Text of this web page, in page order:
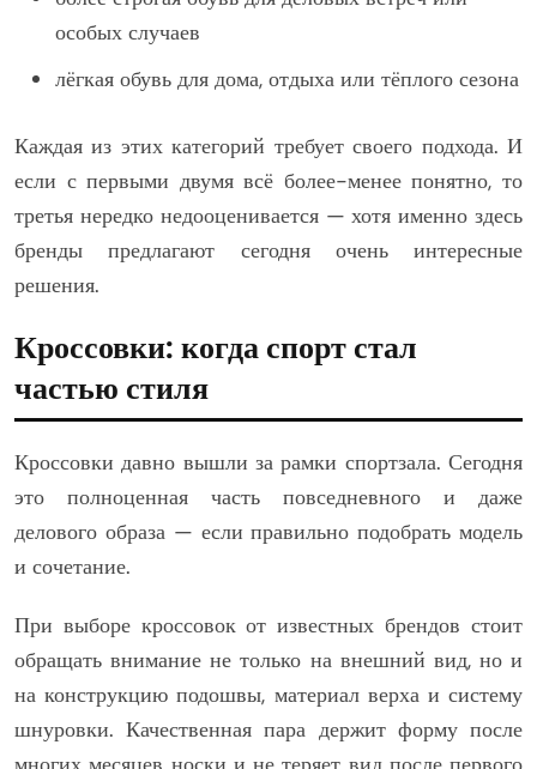
особых случаев
лёгкая обувь для дома, отдыха или тёплого сезона
Каждая из этих категорий требует своего подхода. И
если с первыми двумя всё более-менее понятно, то
третья нередко недооценивается — хотя именно здесь
бренды предлагают сегодня очень интересные
решения.
Кроссовки: когда спорт стал
частью стиля
Кроссовки давно вышли за рамки спортзала. Сегодня
это полноценная часть повседневного и даже
делового образа — если правильно подобрать модель
и сочетание.
При выборе кроссовок от известных брендов стоит
обращать внимание не только на внешний вид, но и
на конструкцию подошвы, материал верха и систему
шнуровки. Качественная пара держит форму после